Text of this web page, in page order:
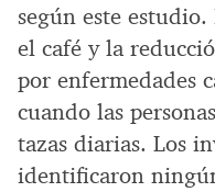
según este
el café y la
por enfermedades
cuando las
tazas diarias. Los
identificaron